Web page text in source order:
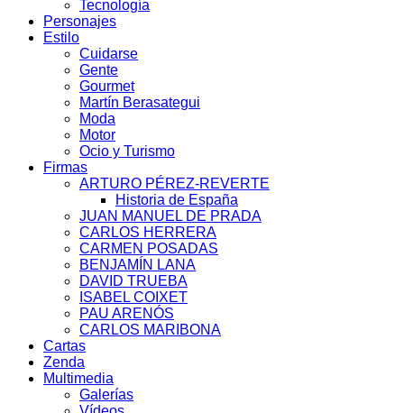
Tecnología
Personajes
Estilo
Cuidarse
Gente
Gourmet
Martín Berasategui
Moda
Motor
Ocio y Turismo
Firmas
ARTURO PÉREZ-REVERTE
Historia de España
JUAN MANUEL DE PRADA
CARLOS HERRERA
CARMEN POSADAS
BENJAMÍN LANA
DAVID TRUEBA
ISABEL COIXET
PAU ARENÓS
CARLOS MARIBONA
Cartas
Zenda
Multimedia
Galerías